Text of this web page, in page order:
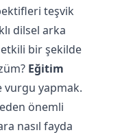
teşvik
dilsel arka
bir şekilde
Eğitim
vurgu yapmak.
önemli
nasıl fayda